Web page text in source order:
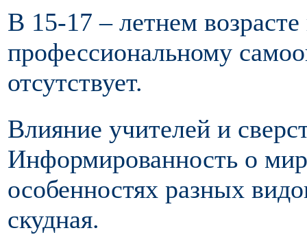
В 15-17 – летнем возрасте
профессиональному
отсутствует.
Влияние учителей и
Информированность о
особенностях разных
скудная.